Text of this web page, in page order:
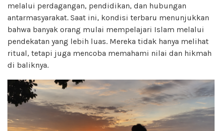
melalui perdagangan, pendidikan, dan hubungan
antarmasyarakat. Saat ini, kondisi terbaru menunjukkan
bahwa banyak orang mulai mempelajari Islam melalui
pendekatan yang lebih luas. Mereka tidak hanya melihat
ritual, tetapi juga mencoba memahami nilai dan hikmah
di baliknya.